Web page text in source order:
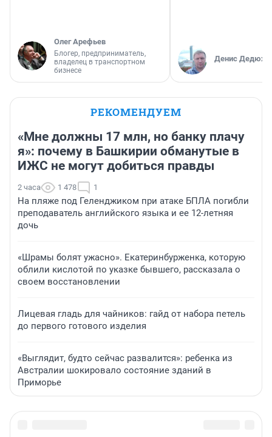
Олег Арефьев
Блогер, предприниматель,
владелец в транспортном
бизнесе
Денис
РЕКОМЕНДУЕМ
«Мне должны 17 млн, но банку плачу
я»: почему в Башкирии обманутые в
ИЖС не могут добиться правды
2 часа 1 478 1
На пляже под Геленджиком при атаке БПЛА погибли
преподаватель английского языка и ее 12-летняя
дочь
«Шрамы болят ужасно». Екатеринбурженка, которую
облили кислотой по указке бывшего, рассказала о
своем восстановлении
Лицевая гладь для чайников: гайд от набора петель
до первого готового изделия
«Выглядит, будто сейчас развалится»: ребенка из
Австралии шокировало состояние зданий в
Приморье